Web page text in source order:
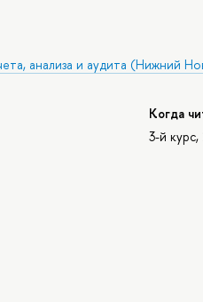
анализа и аудита (Нижний
Когда
3-й